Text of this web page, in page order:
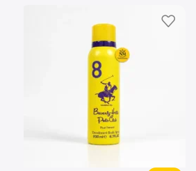
محصولات